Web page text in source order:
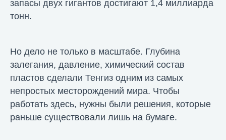
запасы двух гигантов достигают 1,4 миллиарда
тонн.
Но дело не только в масштабе. Глубина
залегания, давление, химический состав
пластов сделали Тенгиз одним из самых
непростых месторождений мира. Чтобы
работать здесь, нужны были решения, которые
раньше существовали лишь на бумаге.